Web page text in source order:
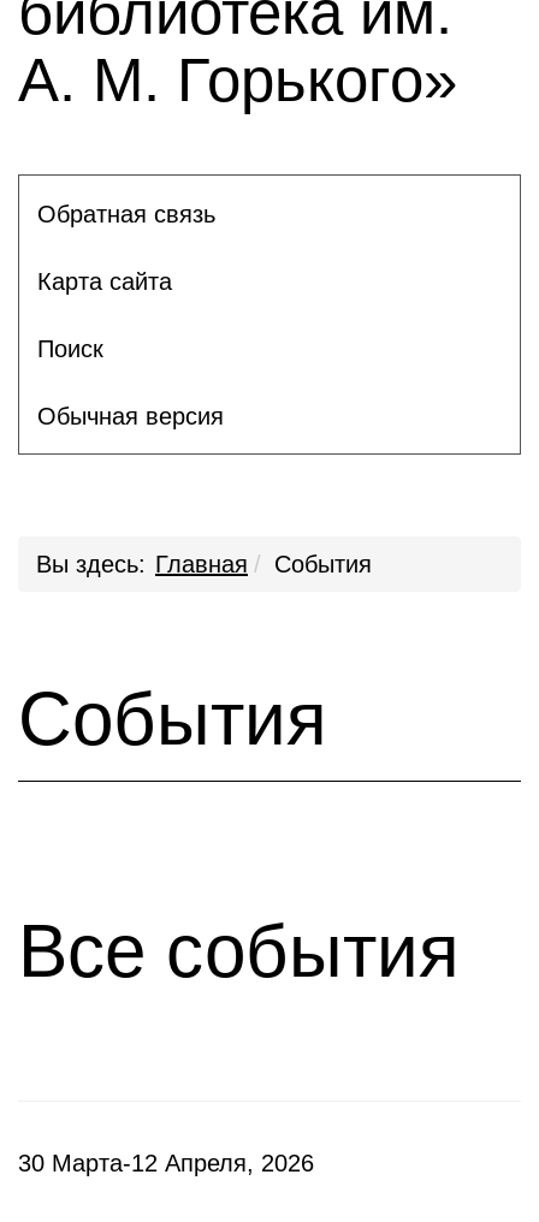
А. М. Горького»
Обратная связь
Карта сайта
Поиск
Обычная версия
Вы здесь: Главная События
События
Все события
30 Марта-12 Апреля, 2026